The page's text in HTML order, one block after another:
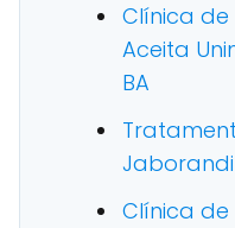
Clínica
Aceita
BA
Clínica